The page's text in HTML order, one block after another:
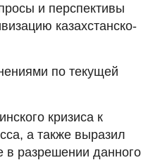
и перспективы
казахстанско-
по текущей
кризиса к
а также выразил
в разрешении данного